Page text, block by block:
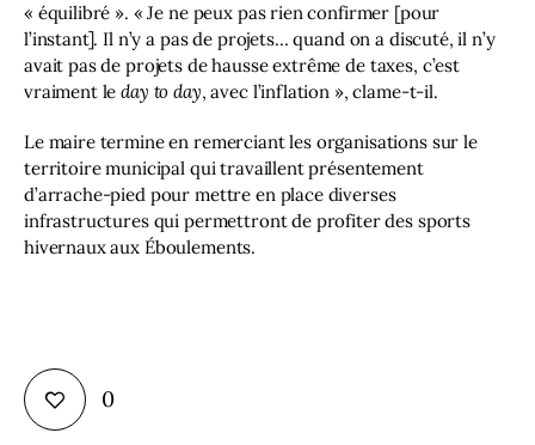
« équilibré ». « Je ne peux pas rien confirmer [pour
l’instant]. Il n’y a pas de projets… quand on a discuté, il n’y
avait pas de projets de hausse extrême de taxes, c’est
vraiment le day to day, avec l’inflation », clame-t-il.
Le maire termine en remerciant les organisations sur le
territoire municipal qui travaillent présentement
d’arrache-pied pour mettre en place diverses
infrastructures qui permettront de profiter des sports
hivernaux aux Éboulements.
0